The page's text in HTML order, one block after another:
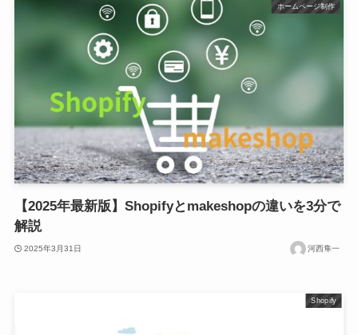
ホームページ制作
【2025年最新版】Shopifyとmakeshopの違いを3分で
解説
2025年3月31日 河西隼一
Shopify